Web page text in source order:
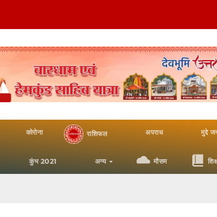
कोरोना राशिफल अपराध मुद्दे
कुंभ 2021 अन्य मौसम